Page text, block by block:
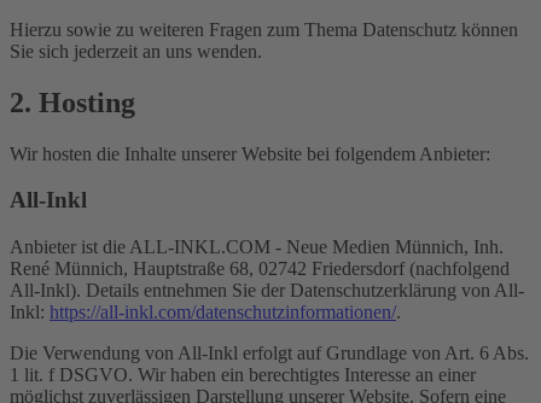
Hierzu sowie zu weiteren Fragen zum Thema Datenschutz können
Sie sich jederzeit an uns wenden.
2. Hosting
Wir hosten die Inhalte unserer Website bei folgendem Anbieter:
All-Inkl
Anbieter ist die ALL-INKL.COM - Neue Medien Münnich, Inh.
René Münnich, Hauptstraße 68, 02742 Friedersdorf (nachfolgend
All-Inkl). Details entnehmen Sie der Datenschutzerklärung von All-
Inkl: https://all-inkl.com/datenschutzinformationen/.
Die Verwendung von All-Inkl erfolgt auf Grundlage von Art. 6 Abs.
1 lit. f DSGVO. Wir haben ein berechtigtes Interesse an einer
möglichst zuverlässigen Darstellung unserer Website. Sofern eine